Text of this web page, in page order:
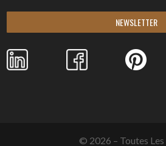
NEWSLETTER
© 2026 – Toutes